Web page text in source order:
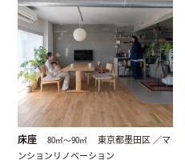
床座 80㎡〜90㎡
東京都墨田区 ／マ
ンションリノベーション